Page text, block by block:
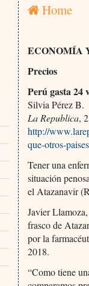
Home
ECONOMÍA
Precios
Perú gasta 24
Silvia Pérez B.
La Republica,
http://
que-otros-
Tener una
situación
el Atazanavir
Javier
frasco de
por la
2018.
“Como tiene